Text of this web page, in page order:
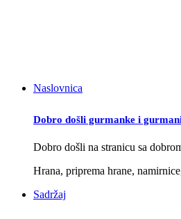
Naslovnica
Dobro došli gurmanke i
Dobro došli na stranicu sa
Hrana, priprema hrane,
Sadržaj